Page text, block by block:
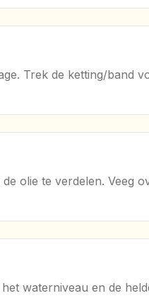
Trek de ketting/band
olie te verdelen. Veeg
waterniveau en de